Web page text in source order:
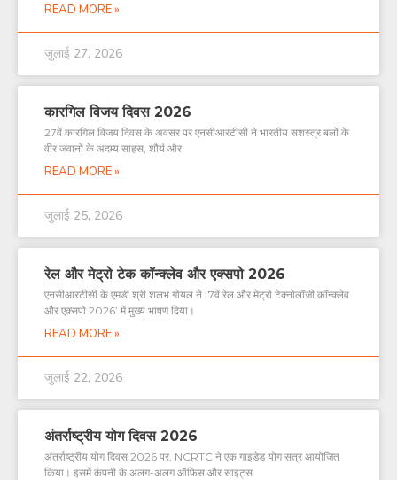
READ MORE »
जुलाई 27, 2026
कारगिल विजय दिवस 2026
27वें कारगिल विजय दिवस के अवसर पर एनसीआरटीसी ने भारतीय सशस्त्र बलों के
वीर जवानों के अदम्य साहस, शौर्य और
READ MORE »
जुलाई 25, 2026
रेल और मेट्रो टेक कॉन्क्लेव और एक्सपो 2026
एनसीआरटीसी के एमडी श्री शलभ गोयल ने ‘7वें रेल और मेट्रो टेक्नोलॉजी कॉन्क्लेव
और एक्सपो 2026’ में मुख्य भाषण दिया।
READ MORE »
जुलाई 22, 2026
अंतर्राष्ट्रीय योग दिवस 2026
अंतर्राष्ट्रीय योग दिवस 2026 पर, NCRTC ने एक गाइडेड योग सत्र आयोजित
किया। इसमें कंपनी के अलग-अलग ऑफिस और साइट्स